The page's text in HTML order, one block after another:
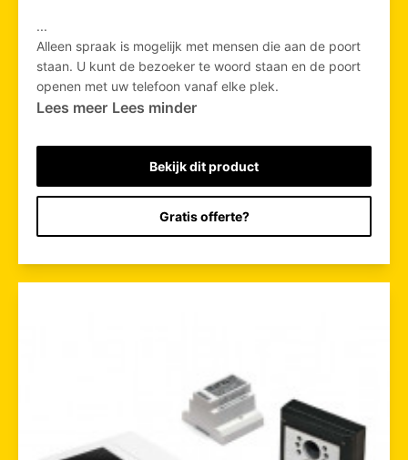
...
Alleen spraak is mogelijk met mensen die aan de poort
staan. U kunt de bezoeker te woord staan en de poort
openen met uw telefoon vanaf elke plek.
Lees meer Lees minder
Bekijk dit product
Gratis offerte?